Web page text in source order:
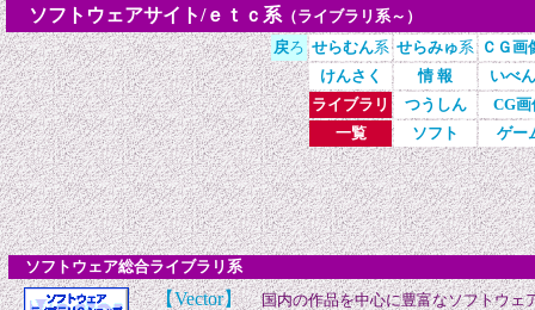
ソフトウェアサイト/ｅｔｃ系（ライブラリ系～）
戻ろ せらむん系 せらみゅ系 ＣＧ画
けんさく
情 報
いべ
ライブラリ
つうしん
CG画
一覧
ソフト ゲー
ソフトウェア総合ライブラリ系
【Vector】国内の作品を中心に豊富なソフトウェ